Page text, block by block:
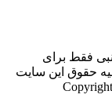
فقط برای
حقوق این سایت